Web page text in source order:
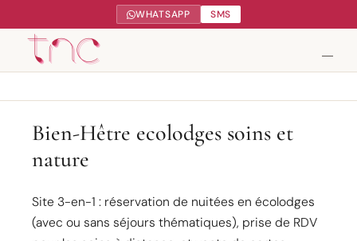
WHATSAPP SMS
Tendance Nature Communication
Gestion réseaux sociaux
Google My Business
Bien-Hêtre ecolodges soins et
nature
Site 3-en-1 : réservation de nuitées en écolodges
(avec ou sans séjours thématiques), prise de RDV